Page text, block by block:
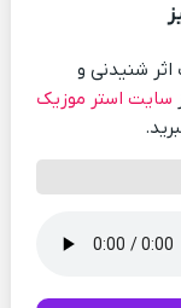
شنیدنی و
سایت استر موزیک